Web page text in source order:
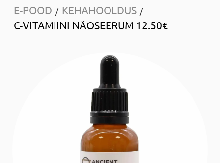
E-POOD / KEHAHOOLDUS /
C-VITAMIINI NÄOSEERUM 12.50€